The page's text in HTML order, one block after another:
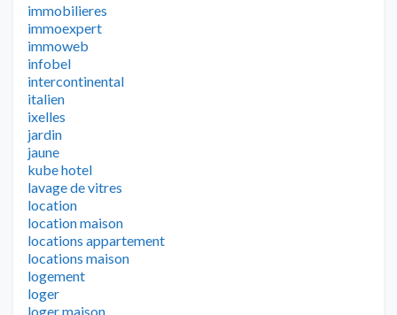
immobilieres
immoexpert
immoweb
infobel
intercontinental
italien
ixelles
jardin
jaune
kube hotel
lavage de vitres
location
location maison
locations appartement
locations maison
logement
loger
loger maison